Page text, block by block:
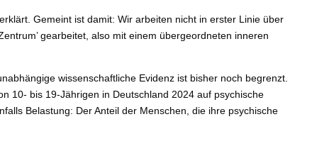
Gemeint ist damit: Wir arbeiten nicht in erster Linie über
gearbeitet, also mit einem übergeordneten inneren
wissenschaftliche Evidenz ist bisher noch begrenzt.
10- bis 19-Jährigen in Deutschland 2024 auf psychische
Belastung: Der Anteil der Menschen, die ihre psychische